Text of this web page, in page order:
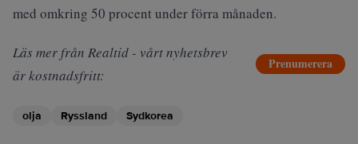
med omkring 50 procent under förra månaden.
Läs mer från Realtid - vårt nyhetsbrev
är kostnadsfritt:
Prenumerera
olja Ryssland Sydkorea